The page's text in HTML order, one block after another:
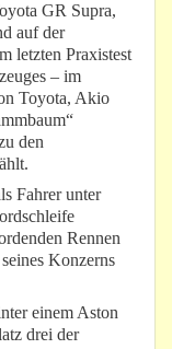
GR Supra,
auf der
letzten Praxistest
– im
Toyota, Akio
den
Fahrer unter
Rennen
Konzerns
einem Aston
drei der